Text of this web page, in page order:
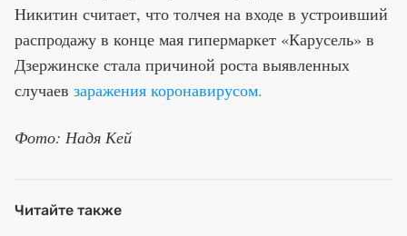
Никитин считает, что толчея на входе в устроивший
распродажу в конце мая гипермаркет «Карусель» в
Дзержинске стала причиной роста выявленных
случаев заражения коронавирусом.
Фото: Надя Кей
Читайте также